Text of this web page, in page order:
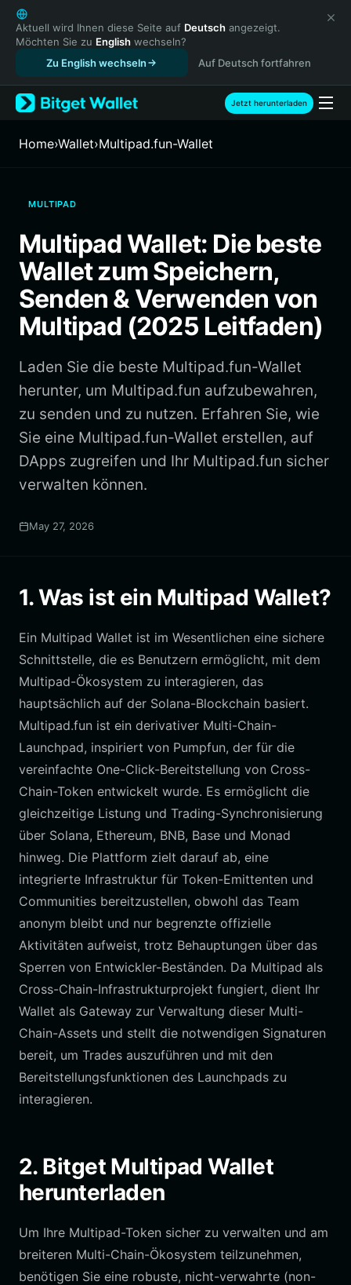
English
日本語
Tiếng Việt
Русский
Español (Latinoamérica)
Türkçe
Français
繁體中文
Bahasa Indonesia
ภาษาไทย
हिन्दी
Español
Português (Brasil)
Aktuell wird Ihnen diese Seite auf Deutsch angezeigt.
Möchten Sie zu English wechseln?
Zu English wechseln
Auf Deutsch fortfahren
Jetzt herunterladen
Home›Wallet›Multipad.fun-Wallet
MULTIPAD
Multipad Wallet: Die beste
Wallet zum Speichern,
Senden & Verwenden von
Multipad (2025 Leitfaden)
Laden Sie die beste Multipad.fun-Wallet
herunter, um Multipad.fun aufzubewahren,
zu senden und zu nutzen. Erfahren Sie, wie
Sie eine Multipad.fun-Wallet erstellen, auf
DApps zugreifen und Ihr Multipad.fun sicher
verwalten können.
May 27, 2026
1. Was ist ein Multipad Wallet?
Ein Multipad Wallet ist im Wesentlichen eine sichere
Schnittstelle, die es Benutzern ermöglicht, mit dem
Multipad-Ökosystem zu interagieren, das
hauptsächlich auf der Solana-Blockchain basiert.
Multipad.fun ist ein derivativer Multi-Chain-
Launchpad, inspiriert von Pumpfun, der für die
vereinfachte One-Click-Bereitstellung von Cross-
Chain-Token entwickelt wurde. Es ermöglicht die
gleichzeitige Listung und Trading-Synchronisierung
über Solana, Ethereum, BNB, Base und Monad
hinweg. Die Plattform zielt darauf ab, eine
integrierte Infrastruktur für Token-Emittenten und
Communities bereitzustellen, obwohl das Team
anonym bleibt und nur begrenzte offizielle
Aktivitäten aufweist, trotz Behauptungen über das
Sperren von Entwickler-Beständen. Da Multipad als
Cross-Chain-Infrastrukturprojekt fungiert, dient Ihr
Wallet als Gateway zur Verwaltung dieser Multi-
Chain-Assets und stellt die notwendigen Signaturen
bereit, um Trades auszuführen und mit den
Bereitstellungsfunktionen des Launchpads zu
interagieren.
2. Bitget Multipad Wallet
herunterladen
Um Ihre Multipad-Token sicher zu verwalten und am
breiteren Multi-Chain-Ökosystem teilzunehmen,
benötigen Sie eine robuste, nicht-verwahrte (non-